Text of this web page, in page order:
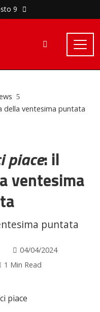
9
della ventesima puntata
piace: il
ventesima
puntata
04/04/2024
1 Min Read